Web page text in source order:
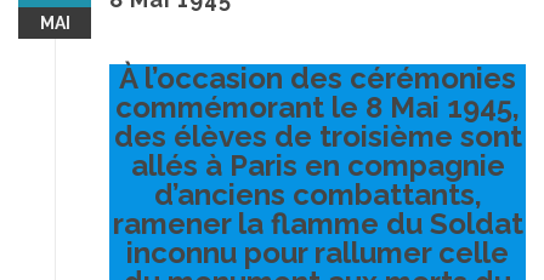
MAI
À l’occasion des cérémonies
commémorant le 8 Mai 1945,
des élèves de troisième sont
allés à Paris en compagnie
d’anciens combattants,
ramener la flamme du Soldat
inconnu pour rallumer celle